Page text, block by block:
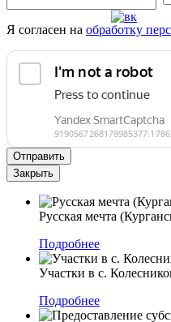
Я согласен на обработку
Отправить
Закрыть
Русская мечта
Подробнее
Участки в с.
Подробнее